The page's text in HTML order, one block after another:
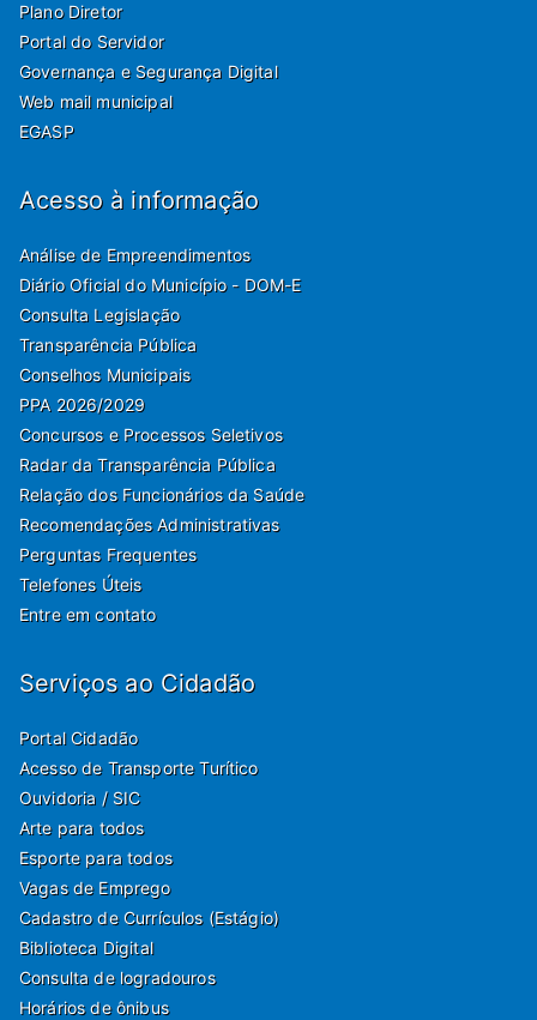
Plano Diretor
Portal do Servidor
Governança e Segurança Digital
Web mail municipal
EGASP
Acesso à informação
Análise de Empreendimentos
Diário Oficial do Município - DOM-E
Consulta Legislação
Transparência Pública
Conselhos Municipais
PPA 2026/2029
Concursos e Processos Seletivos
Radar da Transparência Pública
Relação dos Funcionários da Saúde
Recomendações Administrativas
Perguntas Frequentes
Telefones Úteis
Entre em contato
Serviços ao Cidadão
Portal Cidadão
Acesso de Transporte Turítico
Ouvidoria / SIC
Arte para todos
Esporte para todos
Vagas de Emprego
Cadastro de Currículos (Estágio)
Biblioteca Digital
Consulta de logradouros
Horários de ônibus